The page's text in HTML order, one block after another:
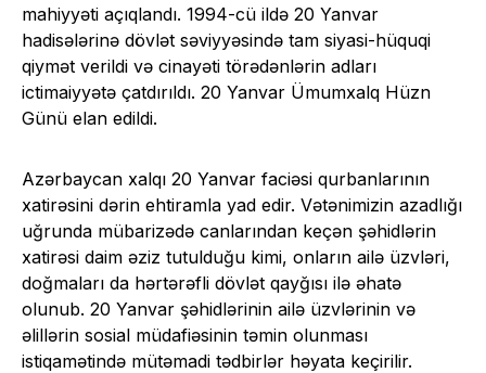
mahiyyəti açıqlandı. 1994-cü ildə 20 Yanvar
hadisələrinə dövlət səviyyəsində tam siyasi-hüquqi
qiymət verildi və cinayəti törədənlərin adları
ictimaiyyətə çatdırıldı. 20 Yanvar Ümumxalq Hüzn
Günü elan edildi.
Azərbaycan xalqı 20 Yanvar faciəsi qurbanlarının
xatirəsini dərin ehtiramla yad edir. Vətənimizin azadlığı
uğrunda mübarizədə canlarından keçən şəhidlərin
xatirəsi daim əziz tutulduğu kimi, onların ailə üzvləri,
doğmaları da hərtərəfli dövlət qayğısı ilə əhatə
olunub. 20 Yanvar şəhidlərinin ailə üzvlərinin və
əlillərin sosial müdafiəsinin təmin olunması
istiqamətində mütəmadi tədbirlər həyata keçirilir.